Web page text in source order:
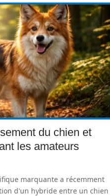
du chien et
les amateurs
marquante a récemment
d'un hybride entre un chien